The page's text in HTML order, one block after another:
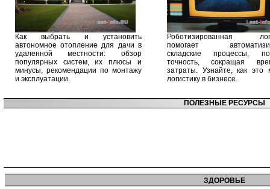
Как выбрать и установить
автономное отопление для дачи в
удаленной местности: обзор
популярных систем, их плюсы и
минусы, рекомендации по монтажу
и эксплуатации.
Роботизированная
помогает
складские процессы,
точность, сокращая
затраты. Узнайте, как это
логистику в бизнесе.
ПОЛЕЗНЫЕ РЕСУРСЫ
ЗДОРОВЬЕ